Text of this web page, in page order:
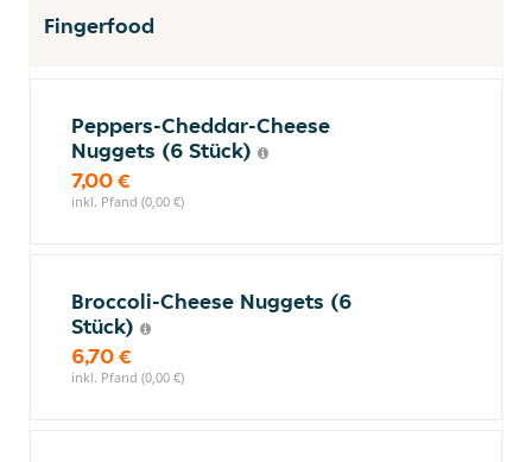
Fingerfood
Peppers-Cheddar-Cheese
Nuggets (6 Stück)
7,00 €
inkl. Pfand (0,00 €)
Broccoli-Cheese Nuggets (6
Stück)
6,70 €
inkl. Pfand (0,00 €)